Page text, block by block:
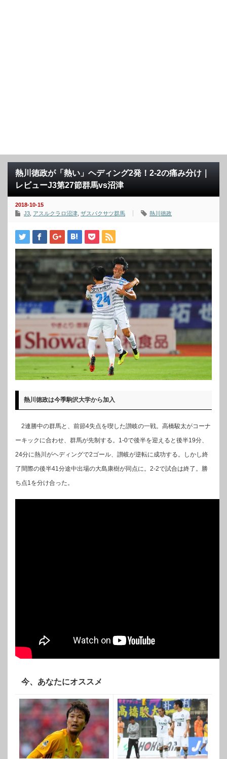
熱川徳政が「熱い」ヘディング2発！2-2の痛み分け｜
レビューJ3第27節群馬vs沼津
2018-10-15
J3 アスルクラロ沼津 ザスパクサツ群馬 熱川徳政
熱川徳政は今季駒沢大学から加入
2連勝中の群馬と、前節4失点を喫した讃岐の一戦。高橋駿太がコーナ
ーキックに合わせ、群馬が先制する。1-0で後半を迎えると後半19分、
24分に熱川がヘディングで2ゴール、讃岐が逆転に成功する。しかし終
了間際の後半41分途中出場の大島康樹が同点に。2-2で試合は終了。勝
ち点1を分け合った。
今、あなたにオススメ